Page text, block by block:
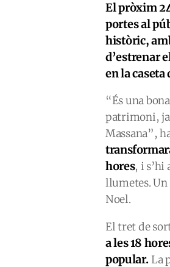
El pròxim
portes al
històric,
d’estrenar
en la caseta
“És una
patrimoni, ja
Massana”,
hores, i s’hi
llumetes. Un
Noel.
El tret de
a les 18
popular. La